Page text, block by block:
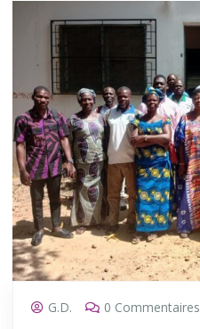
G.D. 0 Commentaires